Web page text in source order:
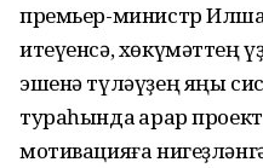
премьер-министр
итеүенсә, хөкүмәттең
эшенә түләүҙең яңы
тураһында ҡарар
мотивацияға